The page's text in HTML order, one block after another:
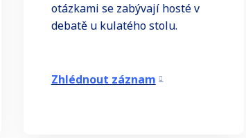
otázkami se zabývají hosté v
debatě u kulatého stolu.
Zhlédnout záznam